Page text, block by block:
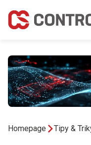
Homepage Tipy &